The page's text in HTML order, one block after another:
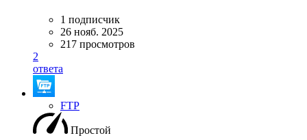
1 подписчик
26 нояб. 2025
217 просмотров
2
ответа
FTP
Простой